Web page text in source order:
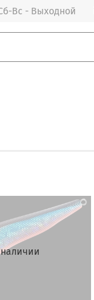
Вс - Выходной